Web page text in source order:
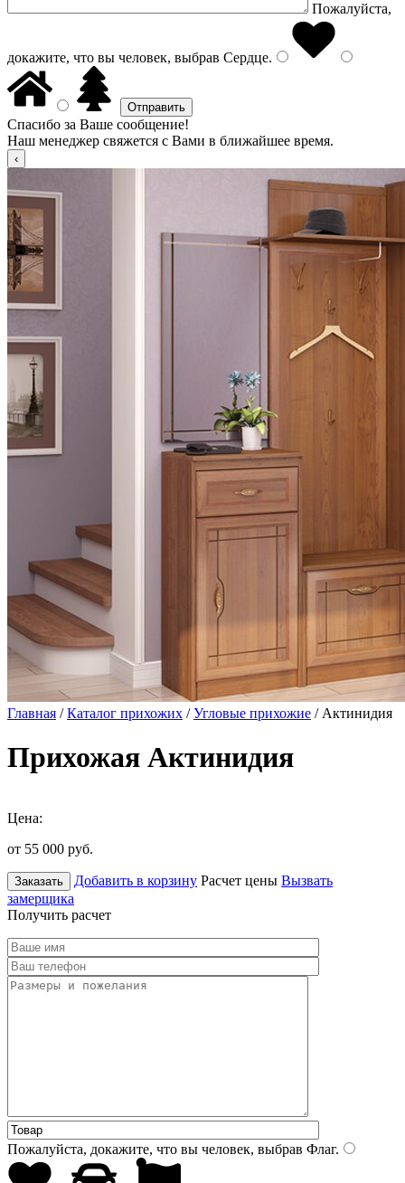
Пожалуйста,
докажите, что вы человек, выбрав Сердце.
Спасибо за Ваше сообщение!
Наш менеджер свяжется с Вами в ближайшее время.
Главная /Каталог прихожих /Угловые прихожие / Актинидия
Прихожая Актинидия
Цена:
от 55 000 руб.
Заказать Добавить в корзину Расчет цены Вызвать
замерщика
Получить расчет
Пожалуйста, докажите, что вы человек, выбрав Флаг.